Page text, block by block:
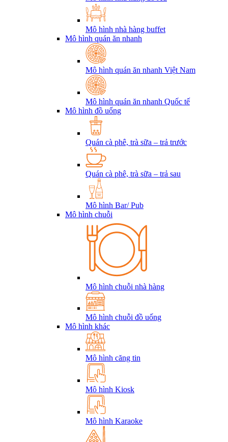
Mô hình nhà hàng buffet
Mô hình quán ăn nhanh
Mô hình quán ăn nhanh Việt Nam
Mô hình quán ăn nhanh Quốc tế
Mô hình đồ uống
Quán cà phê, trà sữa – trả trước
Quán cà phê, trà sữa – trả sau
Mô hình Bar/ Pub
Mô hình chuỗi
Mô hình chuỗi nhà hàng
Mô hình chuỗi đồ uống
Mô hình khác
Mô hình căng tin
Mô hình Kiosk
Mô hình Karaoke